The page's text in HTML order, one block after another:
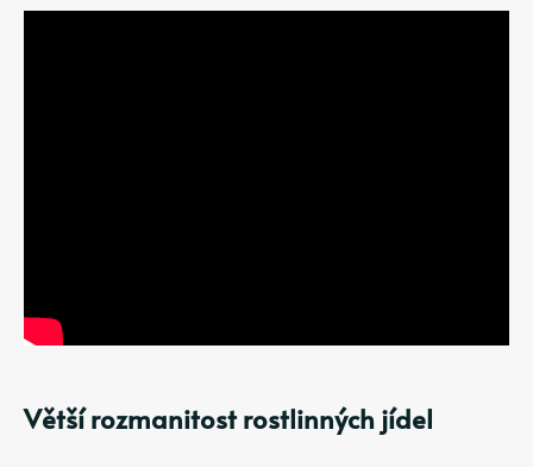
Větší rozmanitost rostlinných jídel